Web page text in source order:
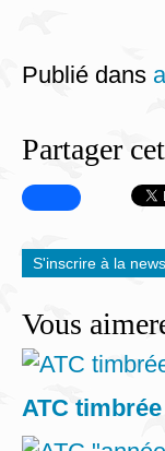
Publié dans
Partager
S'inscrire à la
Vous
ATC timbrée